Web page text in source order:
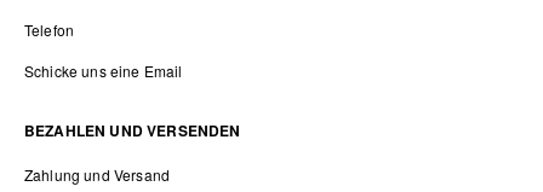
Telefon
Schicke uns eine Email
BEZAHLEN UND VERSENDEN
Zahlung und Versand